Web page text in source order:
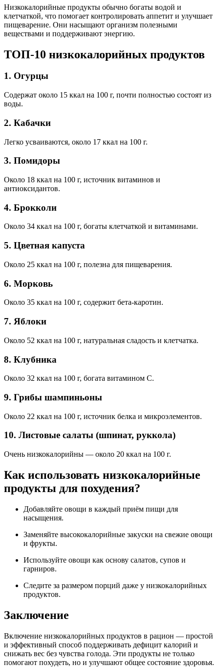
Низкокалорийные продукты обычно богаты водой и
клетчаткой, что помогает контролировать аппетит и улучшает
пищеварение. Они насыщают организм полезными
веществами и поддерживают энергию.
ТОП-10 низкокалорийных продуктов
1. Огурцы
Содержат около 15 ккал на 100 г, почти полностью состоят из
воды.
2. Кабачки
Легко усваиваются, около 17 ккал на 100 г.
3. Помидоры
Около 18 ккал на 100 г, источник витаминов и
антиоксидантов.
4. Брокколи
Около 34 ккал на 100 г, богаты клетчаткой и витаминами.
5. Цветная капуста
Около 25 ккал на 100 г, полезна для пищеварения.
6. Морковь
Около 35 ккал на 100 г, содержит бета-каротин.
7. Яблоки
Около 52 ккал на 100 г, натуральная сладость и клетчатка.
8. Клубника
Около 32 ккал на 100 г, богата витамином С.
9. Грибы шампиньоны
Около 22 ккал на 100 г, источник белка и микроэлементов.
10. Листовые салаты (шпинат, руккола)
Очень низкокалорийны — около 20 ккал на 100 г.
Как использовать низкокалорийные
продукты для похудения?
Добавляйте овощи в каждый приём пищи для
насыщения.
Заменяйте высококалорийные закуски на свежие овощи
и фрукты.
Используйте овощи как основу салатов, супов и
гарниров.
Следите за размером порций даже у низкокалорийных
продуктов.
Заключение
Включение низкокалорийных продуктов в рацион — простой
и эффективный способ поддерживать дефицит калорий и
снижать вес без чувства голода. Эти продукты не только
помогают похудеть, но и улучшают общее состояние здоровья.